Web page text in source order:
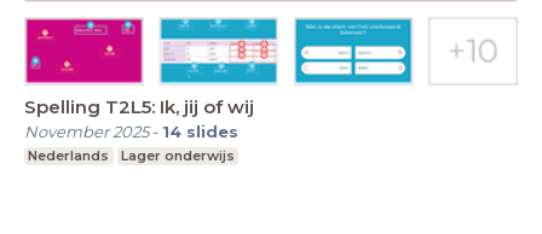
Spelling T2L5: Ik, jij of wij
November 2025- 14 slides
Nederlands Lager onderwijs